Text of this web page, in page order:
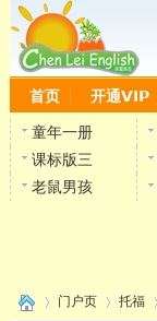
首页 开通VIP
童年一册
课标版三
老鼠男孩
门户页 托福